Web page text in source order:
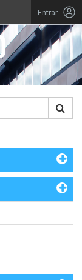
Entrar